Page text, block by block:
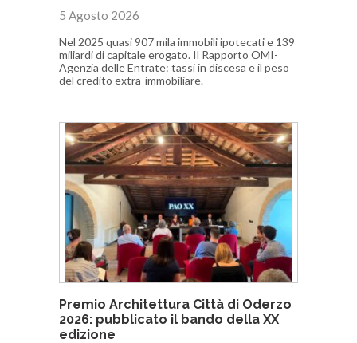
5 Agosto 2026
Nel 2025 quasi 907 mila immobili ipotecati e 139
miliardi di capitale erogato. Il Rapporto OMI-
Agenzia delle Entrate: tassi in discesa e il peso
del credito extra-immobiliare.
Premio Architettura Città di Oderzo
2026: pubblicato il bando della XX
edizione